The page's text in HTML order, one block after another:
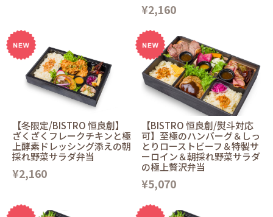
¥2,160
【冬限定/BISTRO 恒良創】
ざくざくフレークチキンと極
上酵素ドレッシング添えの朝
採れ野菜サラダ弁当
¥2,160
【BISTRO 恒良創/熨斗対応
可】至極のハンバーグ＆しっ
とりローストビーフ＆特製サ
ーロイン＆朝採れ野菜サラダ
の極上贅沢弁当
¥5,070